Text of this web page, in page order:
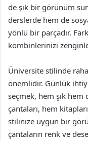
de şık bir görünüm
derslerde hem de
yönlü bir parçadır.
kombinlerinizi
Üniversite stilinde
önemlidir. Günlük
seçmek, hem şık hem
çantaları, hem
stilinize uygun bir
çantaların renk ve